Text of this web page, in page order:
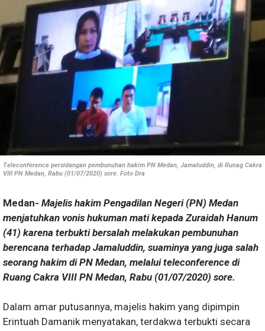
Teleconference persidangan pembunuhan hakim PN Medan, Jamaluddin, di Runag Cakra
VIII PN Medan, Rabu (01/07/2020) sore. Foto Dra
Medan- Majelis hakim Pengadilan Negeri (PN) Medan
menjatuhkan vonis hukuman mati kepada Zuraidah Hanum
(41) karena terbukti bersalah melakukan pembunuhan
berencana terhadap Jamaluddin, suaminya yang juga salah
seorang hakim di PN Medan, melalui teleconference di
Ruang Cakra VIII PN Medan, Rabu (01/07/2020) sore.
Dalam amar putusannya, majelis hakim yang dipimpin
Erintuah Damanik menyatakan, terdakwa terbukti secara